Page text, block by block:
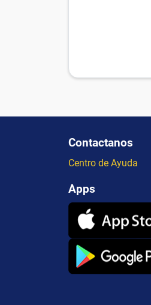
Contactanos
Centro de Ayuda
Apps